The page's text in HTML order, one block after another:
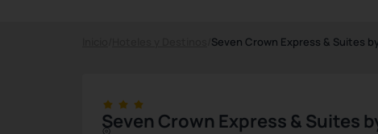
Seven Crown Express & Suites
Seven Crown Express & Suites